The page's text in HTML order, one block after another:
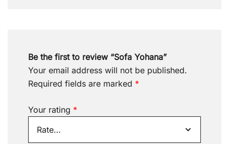
Be the first to review “Sofa Yohana”
Your email address will not be published.
Required fields are marked *
Your rating *